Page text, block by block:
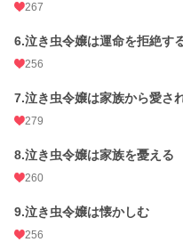
267
6.泣き虫令嬢は運命を拒絶す
256
7.泣き虫令嬢は家族から愛さ
279
8.泣き虫令嬢は家族を憂える
260
9.泣き虫令嬢は懐かしむ
256